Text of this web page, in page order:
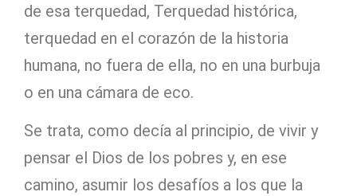
de esa terquedad, Terquedad histórica,
terquedad en el corazón de la historia
humana, no fuera de ella, no en una burbuja
o en una cámara de eco.
Se trata, como decía al principio, de vivir y
pensar el Dios de los pobres y, en ese
camino, asumir los desafíos a los que la